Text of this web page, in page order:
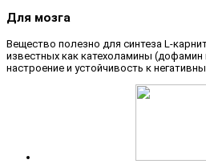
Для мозга
Вещество полезно для синтеза L-
известных как катехоламины
настроение и устойчивость к